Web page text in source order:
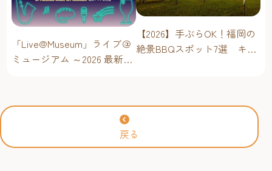
「Live@Museum」ライブ＠
ミュージアム ～2026 最新イ
【2026】手ぶらOK！福岡の
絶景BBQスポット7選 キャ
戻る